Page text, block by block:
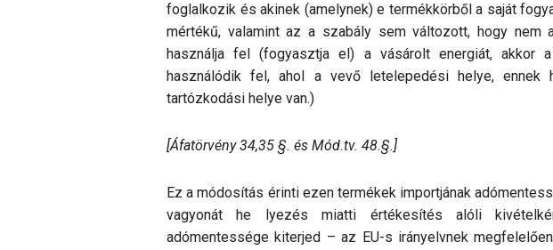
foglalkozik és akinek (amelynek) e termékkörből a saját
mértékű, valamint az a szabály sem változott, hogy nem
használja fel (fogyasztja el) a vásárolt energiát, akkor
használódik fel, ahol a vevő letelepedési helye, ennek
tartózkodási helye van.)
[Áfatörvény 34,35 §. és Mód.tv. 48.§.]
Ez a módosítás érinti ezen termékek importjának
vagyonát he lyezés miatti értékesítés alóli
adómentessége kiterjed – az EU-s irányelvnek